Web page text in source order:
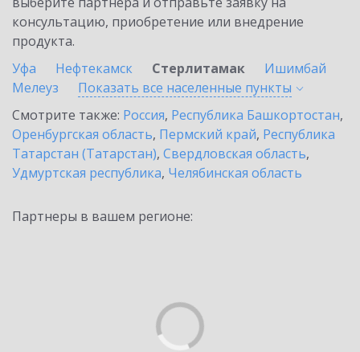
консультацию, приобретение или внедрение
продукта.
Уфа
Нефтекамск Стерлитамак
Ишимбай
Мелеуз
Показать все населенные пункты
Смотрите также: Россия, Республика Башкортостан,
Оренбургская область, Пермский край, Республика
Татарстан (Татарстан), Свердловская область,
Удмуртская республика, Челябинская область
Партнеры в вашем регионе: